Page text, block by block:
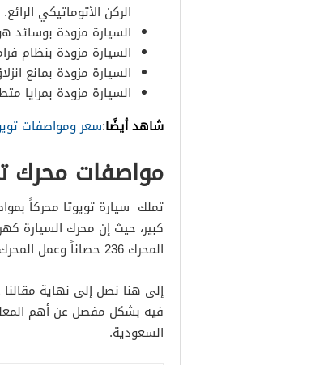
الركن الأتوماتيكي الرائع.
السيارة مزودة بوسائد
السيارة مزودة بنظام
السيارة مزودة بمانع
السيارة مزودة بمرايا
شاهد أيضًا:سعر ومواصفات
مواصفات محرك
تملك سيارة تويوتا محركاً
المحرك 236 حصاناً وعمل المحرك 4 سلندر، مما يجعل السيارة فائقة القوة ومناسبة للسفر.
إلى هنا نصل إلى نهاية
فيه بشكل مفصل عن أهم
السعودية.